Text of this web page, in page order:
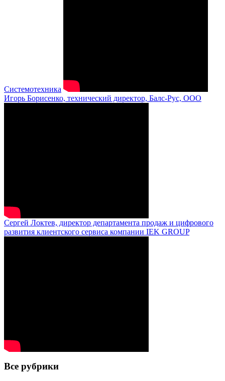
Системотехника
Игорь Борисенко, технический директор, Балс-Рус, ООО
Сергей Локтев, директор департамента продаж и цифрового
развития клиентского сервиса компании IEK GROUP
Все рубрики